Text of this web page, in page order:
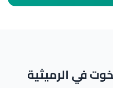
في الرميثية